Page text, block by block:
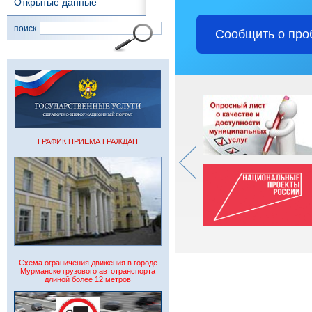
поиск
ГРАФИК ПРИЕМА ГРАЖДАН
Схема ограничения движения в городе
Мурманске грузового автотранспорта
длиной более 12 метров
Сообщить о